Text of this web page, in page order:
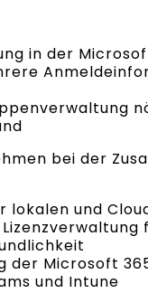
in der
bei der
lokalen und
der Microsoft
und Intune